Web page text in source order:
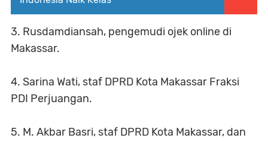
3. Rusdamdiansah, pengemudi ojek online di
Makassar.
4. Sarina Wati, staf DPRD Kota Makassar Fraksi
PDI Perjuangan.
5. M. Akbar Basri, staf DPRD Kota Makassar, dan